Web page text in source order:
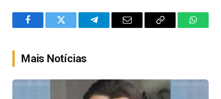
FacebookTwitter TelegramEmail
Copy
Mais Notícias